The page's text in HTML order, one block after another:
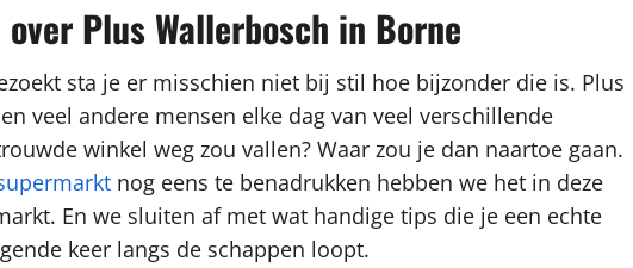
Plus Wallerbosch in Borne
sta je er misschien niet bij stil hoe bijzonder die is. Plus
veel andere mensen elke dag van veel verschillende
winkel weg zou vallen? Waar zou je dan naartoe gaan.
nog eens te benadrukken hebben we het in deze
En we sluiten af met wat handige tips die je een echte
keer langs de schappen loopt.